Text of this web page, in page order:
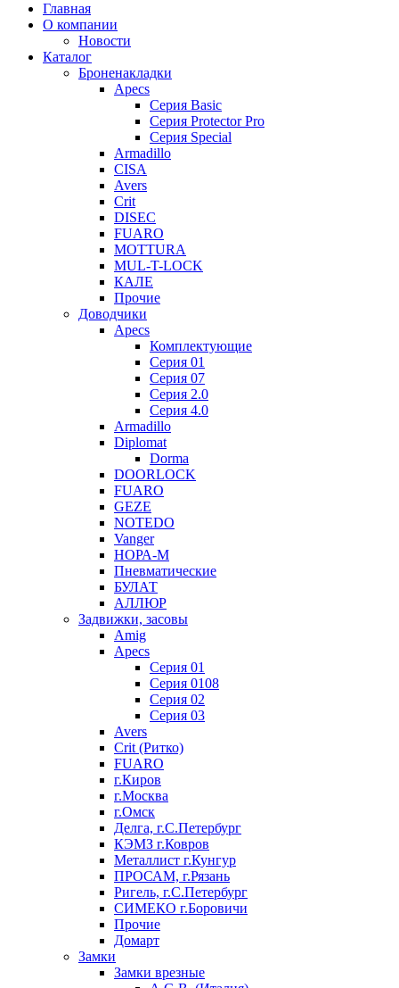
Главная
О компании
Новости
Каталог
Броненакладки
Apecs
Серия Basic
Серия Protector Pro
Серия Special
Armadillo
CISA
Avers
Crit
DISEC
FUARO
MOTTURA
MUL-T-LOCK
КАЛЕ
Прочие
Доводчики
Apecs
Комплектующие
Серия 01
Серия 07
Серия 2.0
Серия 4.0
Armadillo
Diplomat
Dorma
DOORLOCK
FUARO
GEZE
NOTEDO
Vanger
НОРА-М
Пневматические
БУЛАТ
АЛЛЮР
Задвижки, засовы
Amig
Apecs
Серия 01
Серия 0108
Серия 02
Серия 03
Avers
Crit (Ритко)
FUARO
г.Киров
г.Москва
г.Омск
Делга, г.С.Петербург
КЭМЗ г.Ковров
Металлист г.Кунгур
ПРОСАМ, г.Рязань
Ригель, г.С.Петербург
СИМЕКО г.Боровичи
Прочие
Домарт
Замки
Замки врезные